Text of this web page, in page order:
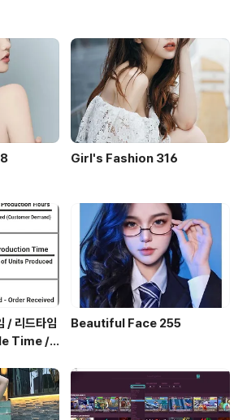
/ 어쿠스틱 콜라보 12) O
Sweet Love / 어쿠스틱 콜
(Inst.) / 어쿠스틱 콜라보..
Girl's Fashion 316
/ 리드타임
Time / L
Beautiful Face 255